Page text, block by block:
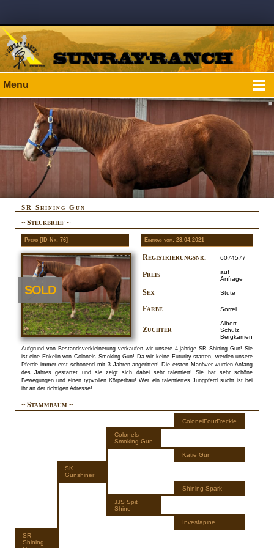
Menu
SR Shining Gun
~ Steckbrief ~
Pferd [ID-Nr: 76] Eintrag vom: 23.04.2021
SOLD
Registrierungsnr. 6074577
Preis
auf
Anfrage
Sex Stute
Farbe Sorrel
Züchter
Albert
Schulz,
Bergkamen
Aufgrund von Bestandsverkleinerung verkaufen wir unsere 4-jährige SR Shining Gun! Sie
ist eine Enkelin von Colonels Smoking Gun! Da wir keine Futurity starten, werden unsere
Pferde immer erst schonend mit 3 Jahren angeritten! Die ersten Manöver wurden Anfang
des Jahres gestartet und sie zeigt sich dabei sehr talentiert! Sie hat sehr schöne
Bewegungen und einen typvollen Körperbau! Wer ein talentiertes Jungpferd sucht ist bei
ihr an der richtigen Adresse!
~ Stammbaum ~
ColonelFourFreckle
Colonels
Smoking Gun
Katie Gun
SK
Gunshiner
Shining Spark
JJS Spit
Shine
Investapine
SR
Shining